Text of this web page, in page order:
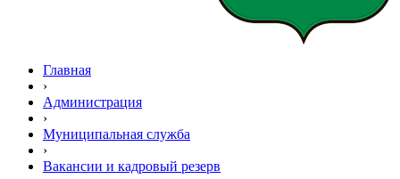
Главная
›
Администрация
›
Муниципальная служба
›
Вакансии и кадровый резерв